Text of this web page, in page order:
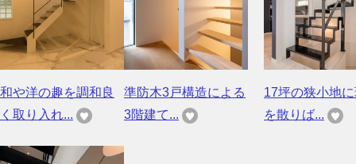
和や洋の趣を調和良
く取り入れ...
準防木3戸構造による
3階建て...
17坪の狭小地
を散りば...